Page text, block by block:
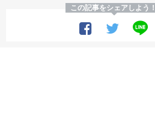
この記事をシェアしよう！